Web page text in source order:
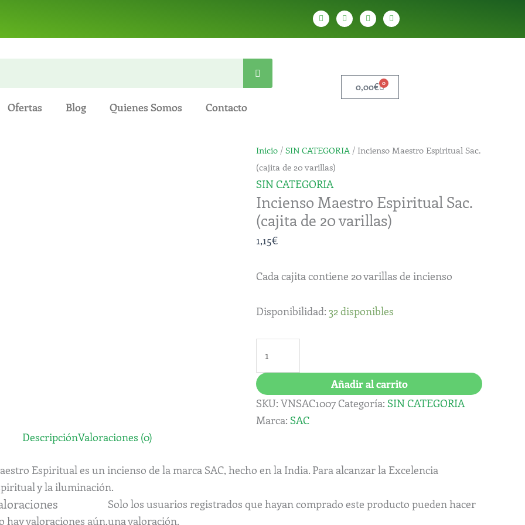
W
h
a
t
T
e
l
e
Y
o
u
t
T
i
k
t
Ofertas Blog Quienes Somos Contacto
0,00€ 0
Cart
Inicio /SIN CATEGORIA/ Incienso Maestro Espiritual Sac.
(cajita de 20 varillas)
SIN CATEGORIA
Incienso Maestro Espiritual Sac.
(cajita de 20 varillas)
1,15€
Cada cajita contiene 20 varillas de incienso
Disponibilidad: 32 disponibles
Incienso
Maestro
Espiritual
Sac.
(cajita
de
varillas)
cantidad
Añadir al carrito
SKU:VNSAC1007 Categoría:SIN CATEGORIA
Marca:SAC
DescripciónValoraciones (0)
Espiritual es un incienso de la marca SAC, hecho en la India. Para alcanzar la Excelencia
y la iluminación.
hay valoraciones aún.
Solo los usuarios registrados que hayan comprado este producto pueden hacer
una valoración.